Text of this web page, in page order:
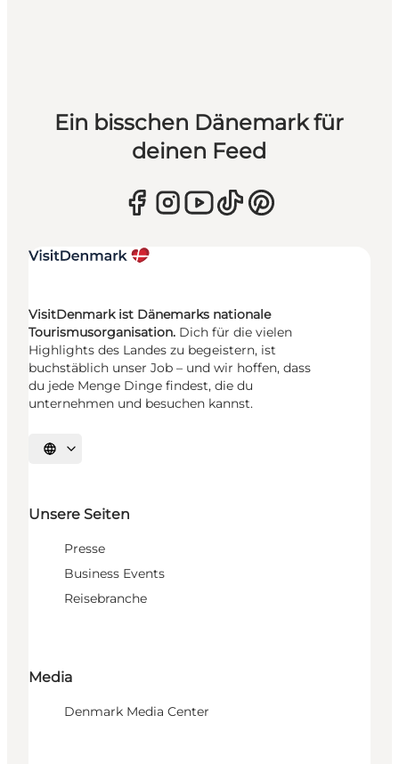
Ein bisschen Dänemark für
deinen Feed
VisitDenmark ist Dänemarks nationale
Tourismusorganisation. Dich für die vielen
Highlights des Landes zu begeistern, ist
buchstäblich unser Job – und wir hoffen, dass
du jede Menge Dinge findest, die du
unternehmen und besuchen kannst.
Sprache auswählen
Unsere Seiten
Presse
Business Events
Reisebranche
Media
Denmark Media Center